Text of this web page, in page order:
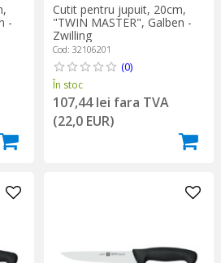
-
Cutit pentru jupuit, 20cm,
"TWIN MASTER", Galben -
Zwilling
Cod: 32106201
(0)
În stoc
107,44 lei fara TVA
(22,0 EUR)